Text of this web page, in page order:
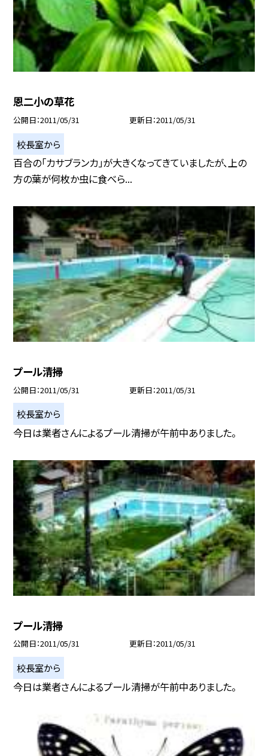
恩二小の草花
公開日 2011/05/31 更新日 2011/05/31
校長室から
百合の「カサブランカ」が大きくなってきていましたが、上の
方の葉が何枚か虫に食べら...
プール清掃
公開日 2011/05/31 更新日 2011/05/31
校長室から
今日は業者さんによるプール清掃が午前中ありました。
プール清掃
公開日 2011/05/31 更新日 2011/05/31
校長室から
今日は業者さんによるプール清掃が午前中ありました。